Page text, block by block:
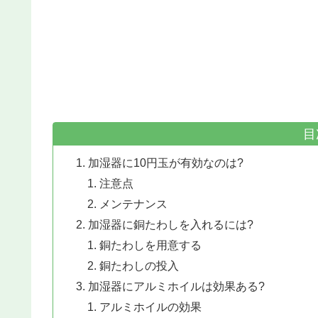
加湿器に10円玉が有効なのは?
注意点
メンテナンス
加湿器に銅たわしを入れるには?
銅たわしを用意する
銅たわしの投入
加湿器にアルミホイルは効果ある?
アルミホイルの効果